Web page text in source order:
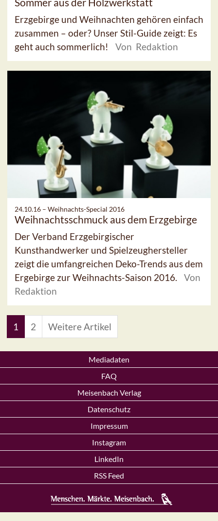
Erzgebirge und Weihnachten gehören einfach
zusammen – oder? Unser Stil-Guide zeigt: Es
geht auch sommerlich!
Von Redaktion
24.10.16 – Weihnachts-Special 2016
Weihnachtsschmuck aus dem Erzgebirge
Der Verband Erzgebirgischer
Kunsthandwerker und Spielzeughersteller
zeigt die umfangreichen Deko-Trends aus dem
Ergebirge zur Weihnachts-Saison 2016.
Von
Redaktion
1 2 Weitere Artikel
Mediadaten
FAQ
Meisenbach Verlag
Datenschutz
Impressum
Instagram
LinkedIn
RSS Feed